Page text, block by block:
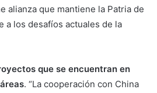
alianza que mantiene la Patria de
a los desafíos actuales de la
que se encuentran en
. “La cooperación con China